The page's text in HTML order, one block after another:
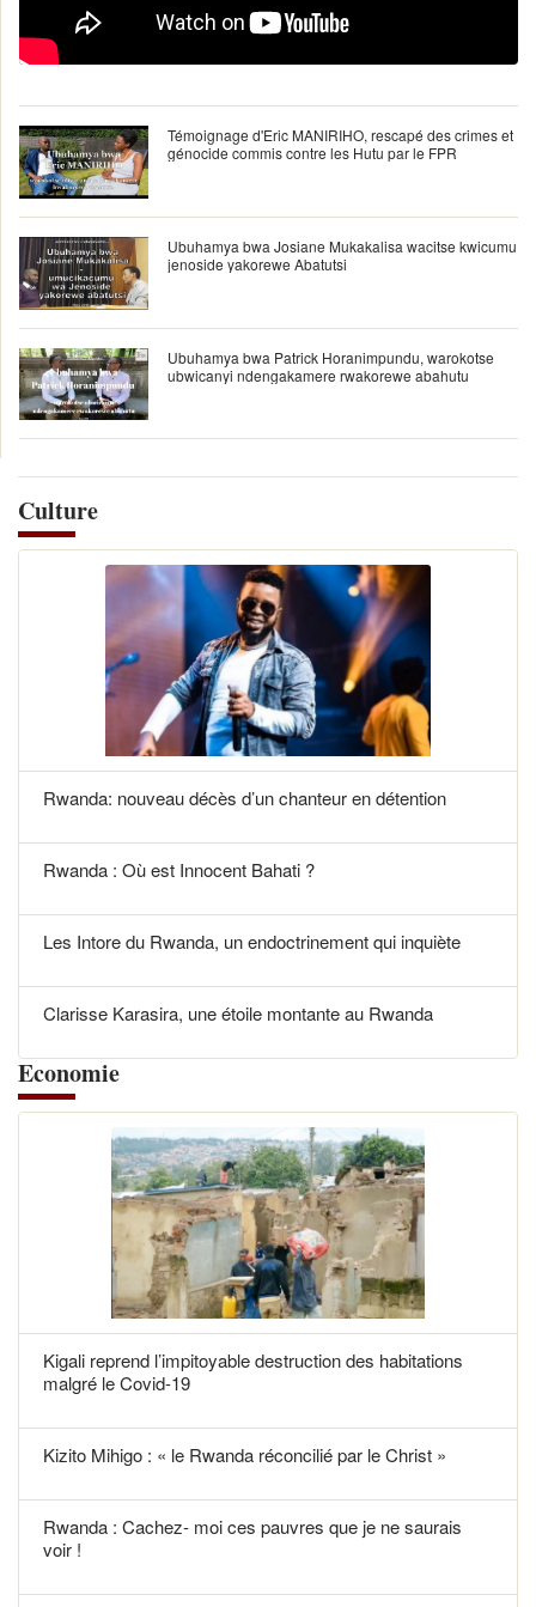
Témoignage d'Eric MANIRIHO, rescapé des crimes et
génocide commis contre les Hutu par le FPR
Ubuhamya bwa Josiane Mukakalisa wacitse kwicumu
jenoside yakorewe Abatutsi
Ubuhamya bwa Patrick Horanimpundu, warokotse
ubwicanyi ndengakamere rwakorewe abahutu
Culture
Rwanda: nouveau décès d’un chanteur en détention
Rwanda : Où est Innocent Bahati ?
Les Intore du Rwanda, un endoctrinement qui inquiète
Clarisse Karasira, une étoile montante au Rwanda
Economie
Kigali reprend l’impitoyable destruction des habitations
malgré le Covid-19
Kizito Mihigo : « le Rwanda réconcilié par le Christ »
Rwanda : Cachez- moi ces pauvres que je ne saurais
voir !